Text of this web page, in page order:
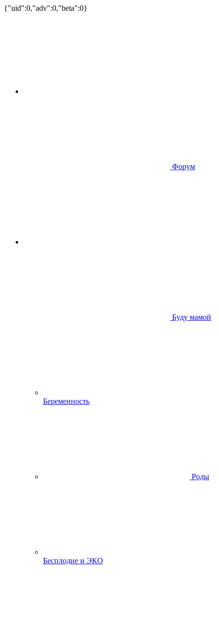
{"uid":0,"adv":0,"beta":0}
Форум
Буду мамой
Беременность
Роды
Бесплодие и ЭКО